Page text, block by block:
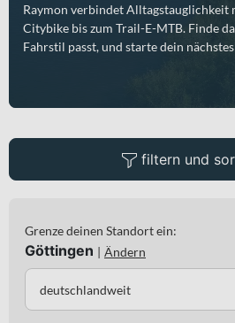
Raymon verbindet Alltagstauglichkeit
Citybike bis zum Trail-E-MTB. Finde
Fahrstil passt, und starte dein
filtern und
Grenze deinen Standort ein:
Göttingen | Ändern
deutschlandweit